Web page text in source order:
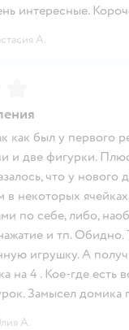
интересные.
А.
как был у первого
и две фигурки.
что у нового
в некоторых
по себе, либо,
и тп. Обидно.
игрушку. А
на 4 . Кое-где есть
Замысел домика
А.